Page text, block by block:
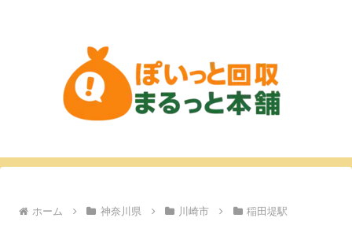
ホーム 神奈川県 川崎市 稲田堤駅